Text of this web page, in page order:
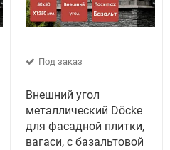
Под заказ
Внешний угол
металлический Döcke
для фасадной плитки,
вагаси, с базальтовой